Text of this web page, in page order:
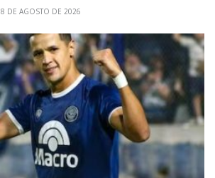
8 DE AGOSTO DE 2026